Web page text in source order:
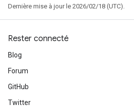
Dernière mise à jour le 2026/02/18 (UTC).
Rester connecté
Blog
Forum
GitHub
Twitter